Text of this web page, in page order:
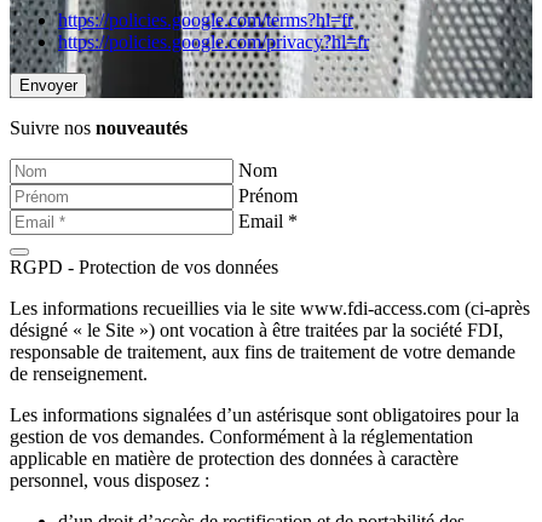
https://policies.google.com/terms?hl=fr
https://policies.google.com/privacy?hl=fr
Suivre nos nouveautés
Nom
Prénom
Email *
RGPD - Protection de vos données
Les informations recueillies via le site www.fdi-access.com (ci-après
désigné « le Site ») ont vocation à être traitées par la société FDI,
responsable de traitement, aux fins de traitement de votre demande
de renseignement.
Les informations signalées d’un astérisque sont obligatoires pour la
gestion de vos demandes. Conformément à la réglementation
applicable en matière de protection des données à caractère
personnel, vous disposez :